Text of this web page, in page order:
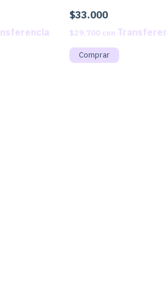
$33.000
$29.700 con